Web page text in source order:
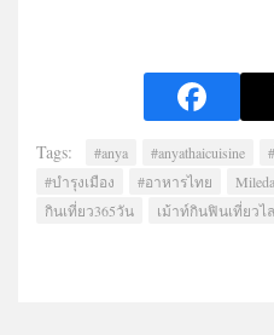
Tags: #anya #anyathaicuisine
#บำรุงเมือง
#อาหารไทย
กินเที่ยว365วัน
เม้าท์กินฟินเที่ยวไ